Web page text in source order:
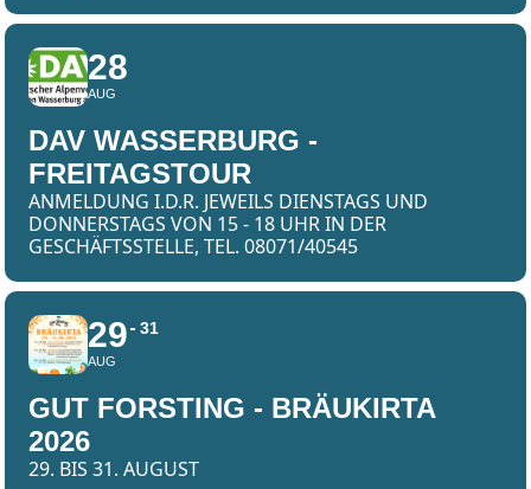
28
AUG
DAV WASSERBURG -
FREITAGSTOUR
ANMELDUNG I.D.R. JEWEILS DIENSTAGS UND
DONNERSTAGS VON 15 - 18 UHR IN DER
GESCHÄFTSSTELLE, TEL. 08071/40545
29
AUG
31
GUT FORSTING - BRÄUKIRTA
2026
29. BIS 31. AUGUST